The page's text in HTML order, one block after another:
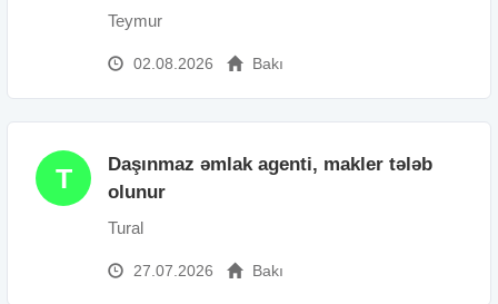
Teymur
02.08.2026 Bakı
T
Daşınmaz əmlak agenti, makler tələb
olunur
Tural
27.07.2026 Bakı